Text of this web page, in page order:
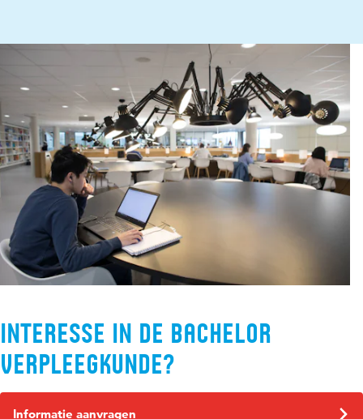
Interesse in de bachelor
Verpleegkunde?
Informatie aanvragen